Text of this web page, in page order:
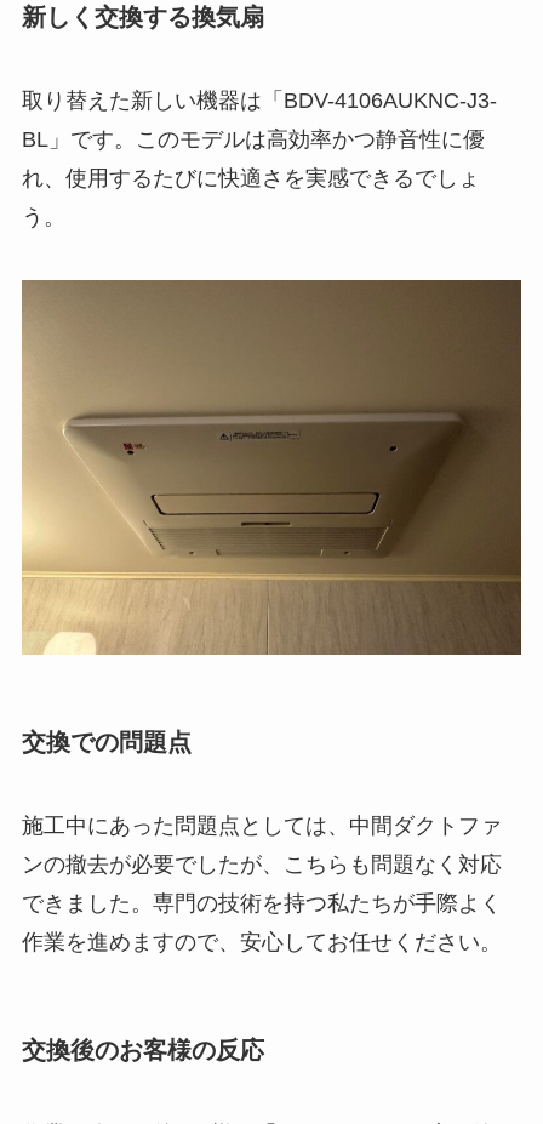
新しく交換する換気扇
取り替えた新しい機器は「BDV-4106AUKNC-J3-
BL」です。このモデルは高効率かつ静音性に優
れ、使用するたびに快適さを実感できるでしょ
う。
交換での問題点
施工中にあった問題点としては、中間ダクトファ
ンの撤去が必要でしたが、こちらも問題なく対応
できました。専門の技術を持つ私たちが手際よく
作業を進めますので、安心してお任せください。
交換後のお客様の反応